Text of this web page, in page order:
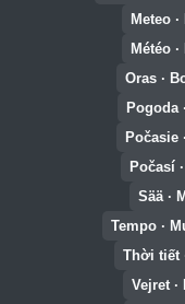
Meteo
Météo
Oras ·
Pogoda
Počasie
Počasí
Sää ·
Tempo ·
Thời tiết
Vejret